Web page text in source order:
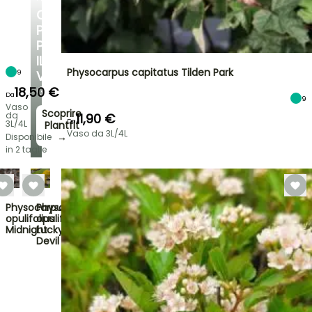
CONSIGLI
PERSONALIZZATI
PER
IL
VOSTRO
GIARDINO
Scoprire
Plantfit
→
9
Da18,50 €
Vaso
da
3L/4L
Disponibile
in 2 taglie
Physocarpus capitatus Tilden Park
9
Da11,90 €
Vaso da 3L/4L
Physocarpus
opulifolius
Midnight
Physocarpus
opulifolius
Lucky
Devil